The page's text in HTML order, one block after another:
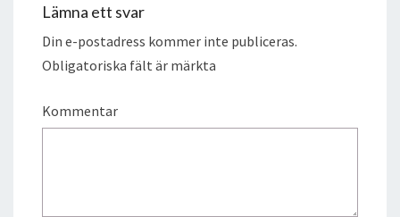
Lämna ett svar
Din e-postadress kommer inte publiceras.
Obligatoriska fält är märkta
Kommentar